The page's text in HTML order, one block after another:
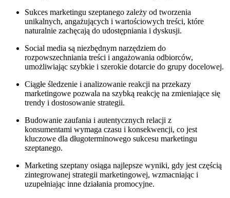
Sukces marketingu szeptanego zależy od tworzenia
unikalnych, angażujących i wartościowych treści, które
naturalnie zachęcają do udostępniania i dyskusji.
Social media są niezbędnym narzędziem do
rozpowszechniania treści i angażowania odbiorców,
umożliwiając szybkie i szerokie dotarcie do grupy docelowej.
Ciągłe śledzenie i analizowanie reakcji na przekazy
marketingowe pozwala na szybką reakcję na zmieniające się
trendy i dostosowanie strategii.
Budowanie zaufania i autentycznych relacji z
konsumentami wymaga czasu i konsekwencji, co jest
kluczowe dla długoterminowego sukcesu marketingu
szeptanego.
Marketing szeptany osiąga najlepsze wyniki, gdy jest częścią
zintegrowanej strategii marketingowej, wzmacniając i
uzupełniając inne działania promocyjne.